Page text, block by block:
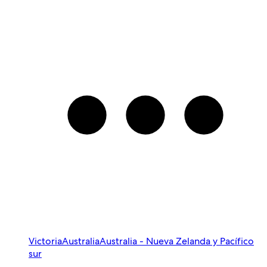
VictoriaAustraliaAustralia - Nueva Zelanda y Pacífico
sur